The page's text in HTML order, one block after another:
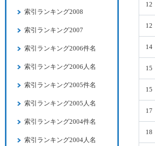
12
12
14
15
15
17
18
索引ランキング2008
索引ランキング2007
索引ランキング2006件名
索引ランキング2006人名
索引ランキング2005件名
索引ランキング2005人名
索引ランキング2004件名
索引ランキング2004人名